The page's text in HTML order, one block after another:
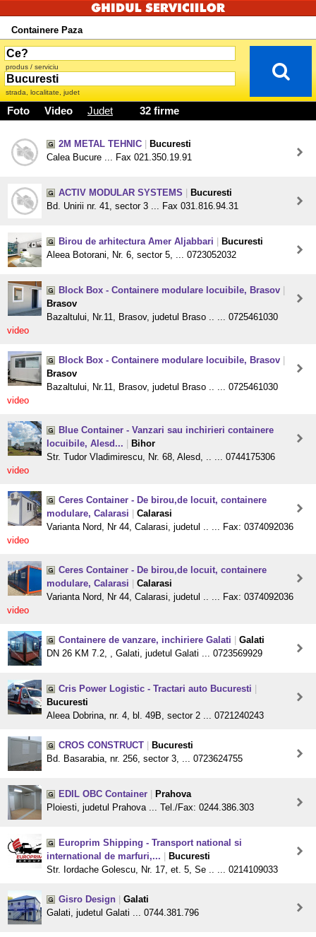
Containere Paza
produs / serviciu
strada, localitate, judet
Foto Video Judet 32 firme
2M METAL TEHNIC
Bucuresti
Calea Bucure ... Fax 021.350.19.91
ACTIV MODULAR SYSTEMS
Bucuresti
Bd. Unirii nr. 41, sector 3 ... Fax 031.816.94.31
Birou de arhitectura Amer Aljabbari
Bucuresti
Aleea Botorani, Nr. 6, sector 5, ... 0723052032
Block Box - Containere modulare locuibile, Brasov
Brasov
Bazaltului, Nr.11, Brasov, judetul Braso .. ... 0725461030
video
Block Box - Containere modulare locuibile, Brasov
Brasov
Bazaltului, Nr.11, Brasov, judetul Braso .. ... 0725461030
video
Blue Container - Vanzari sau inchirieri containere
locuibile, Alesd...
Bihor
Str. Tudor Vladimirescu, Nr. 68, Alesd, .. ... 0744175306
video
Ceres Container - De birou,de locuit, containere
modulare, Calarasi
Calarasi
Varianta Nord, Nr 44, Calarasi, judetul .. ... Fax: 0374092036
video
Ceres Container - De birou,de locuit, containere
modulare, Calarasi
Calarasi
Varianta Nord, Nr 44, Calarasi, judetul .. ... Fax: 0374092036
video
Containere de vanzare, inchiriere Galati
Galati
DN 26 KM 7.2, , Galati, judetul Galati ... 0723569929
Cris Power Logistic - Tractari auto Bucuresti
Bucuresti
Aleea Dobrina, nr. 4, bl. 49B, sector 2 ... 0721240243
CROS CONSTRUCT
Bucuresti
Bd. Basarabia, nr. 256, sector 3, ... 0723624755
EDIL OBC Container
Prahova
Ploiesti, judetul Prahova ... Tel./Fax: 0244.386.303
Europrim Shipping - Transport national si
international de marfuri,...
Bucuresti
Str. Iordache Golescu, Nr. 17, et. 5, Se .. ... 0214109033
Gisro Design
Galati
Galati, judetul Galati ... 0744.381.796